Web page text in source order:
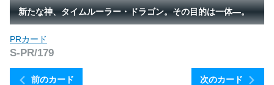
新たな神、タイムルーラー・ドラゴン。その目的は一体―。
前のカード
PRカード
S-PR/179
次のカード